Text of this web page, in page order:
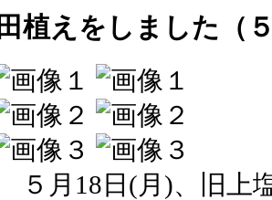
田植えをしました（
５月18日(月)、旧上